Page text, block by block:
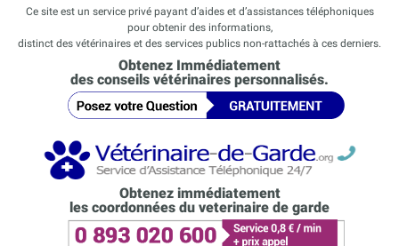
Ce site est un service privé payant d’aides et d’assistances téléphoniques
pour obtenir des informations,
distinct des vétérinaires et des services publics non-rattachés à ces derniers.
Obtenez Immédiatement
des conseils vétérinaires personnalisés.
Obtenez immédiatement
les coordonnées du veterinaire de garde